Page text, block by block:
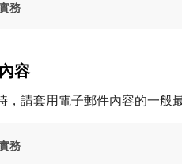
務
容
，請套用電子郵件內容的一般
務